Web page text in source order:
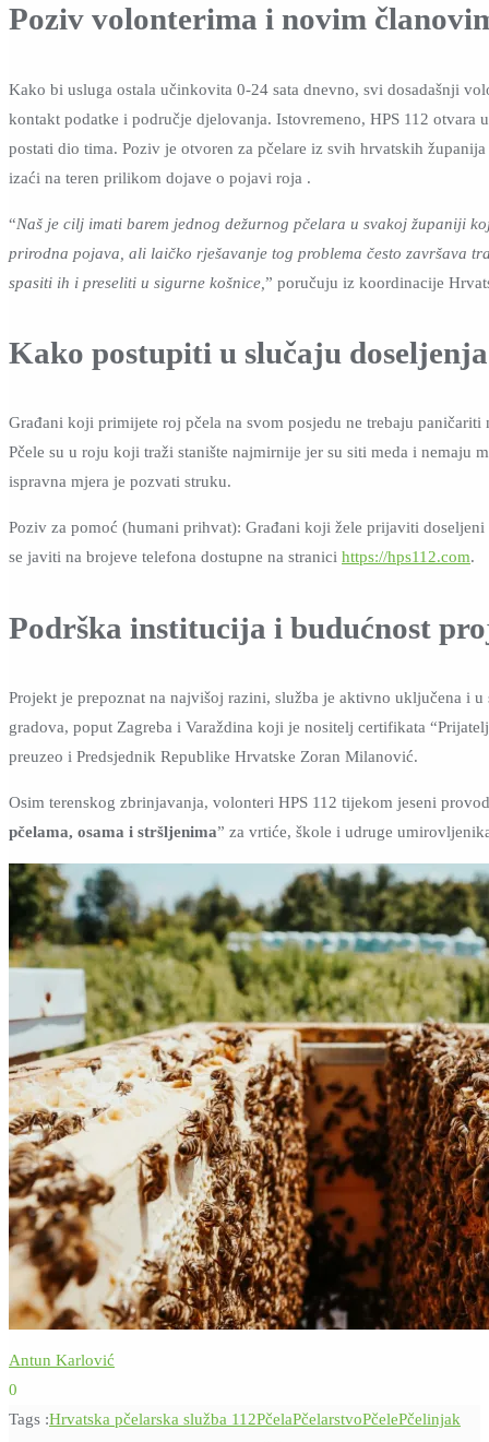
Poziv volonterima i novim
Kako bi usluga ostala učinkovita 0-24 sata dnevno, svi dosadašnji
kontakt podatke i područje djelovanja. Istovremeno, HPS 112 otvara
postati dio tima. Poziv je otvoren za pčelare iz svih hrvatskih
izaći na teren prilikom dojave o pojavi roja .
“Naš je cilj imati barem jednog dežurnog pčelara u svakoj županiji
prirodna pojava, ali laičko rješavanje tog problema često završava
spasiti ih i preseliti u sigurne košnice, ” poručuju iz koordinacije
Kako postupiti u slučaju
Građani koji primijete roj pčela na svom posjedu ne trebaju paničariti
Pčele su u roju koji traži stanište najmirnije jer su siti meda i nemaju
ispravna mjera je pozvati struku.
Poziv za pomoć (humani prihvat): Građani koji žele prijaviti
se javiti na brojeve telefona dostupne na stranici https://hps112.com.
Podrška institucija i budućnost
Projekt je prepoznat na najvišoj razini, služba je aktivno uključena i
gradova, poput Zagreba i Varaždina koji je nositelj certifikata
preuzeo i Predsjednik Republike Hrvatske Zoran Milanović.
Osim terenskog zbrinjavanja, volonteri HPS 112 tijekom jeseni
pčelama, osama i stršljenima” za vrtiće, škole i udruge
Antun Karlović
0
Tags :Hrvatska pčelarska služba 112PčelaPčelarstvoPčelePčelinjak